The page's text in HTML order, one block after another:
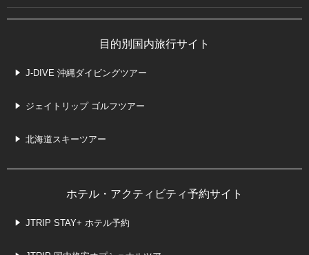
目的別国内旅行サイト
J-DIVE 沖縄ダイビングツアー
ジェイトリップ ゴルフツアー
北海道スキーツアー
ホテル・アクティビティ予約サイト
JTRIP STAY+ ホテル予約